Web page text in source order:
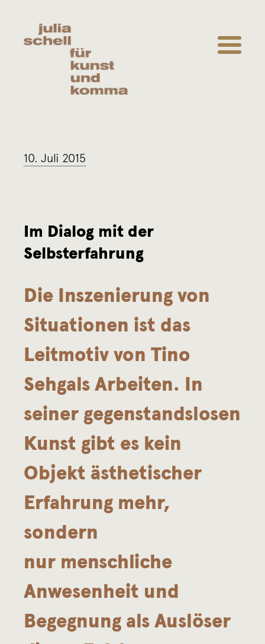
r
t
u
n
d
m
m
a
10. Juli 2015
Im Dialog mit der
Selbsterfahrung
Die Inszenierung von
Situationen ist das
Leitmotiv von Tino
Sehgals Arbeiten. In
seiner gegenstandslosen
Kunst gibt es kein
Objekt ästhetischer
Erfahrung mehr,
sondern
nur menschliche
Anwesenheit und
Begegnung als Auslöser